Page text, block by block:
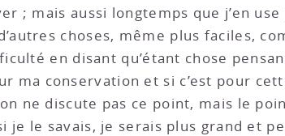
; mais aussi longtemps que j’en use
choses, même plus faciles,
en disant qu’étant chose
ma conservation et si c’est pour
ne discute pas ce point, mais le
je le savais, je serais plus grand et